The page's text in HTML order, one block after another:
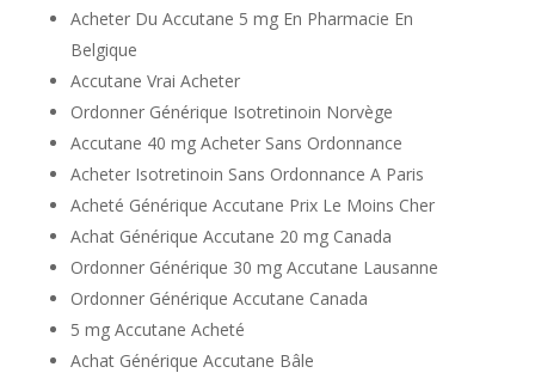
Acheter Du Accutane 5 mg En Pharmacie En
Belgique
Accutane Vrai Acheter
Ordonner Générique Isotretinoin Norvège
Accutane 40 mg Acheter Sans Ordonnance
Acheter Isotretinoin Sans Ordonnance A Paris
Acheté Générique Accutane Prix Le Moins Cher
Achat Générique Accutane 20 mg Canada
Ordonner Générique 30 mg Accutane Lausanne
Ordonner Générique Accutane Canada
5 mg Accutane Acheté
Achat Générique Accutane Bâle